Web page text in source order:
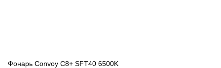
Фонарь Convoy C8+ SFT40 6500K